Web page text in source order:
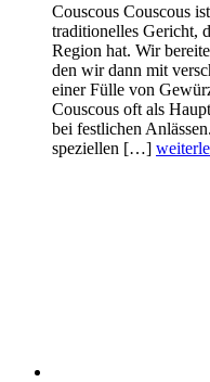
Couscous Couscous
traditionelles Gericht,
Region hat. Wir
den wir dann mit
einer Fülle von
Couscous oft als
bei festlichen
speziellen […]